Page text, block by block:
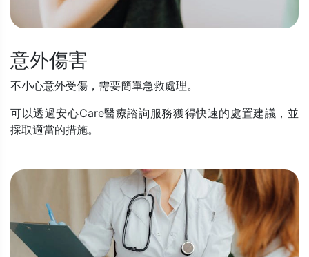
意外傷害
不小心意外受傷，需要簡單急救處理。
可以透過安心Care醫療諮詢服務獲得快速的處置建議，並
採取適當的措施。